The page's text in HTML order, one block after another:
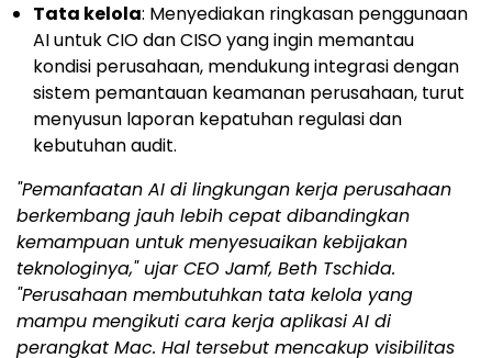
Tata kelola: Menyediakan ringkasan penggunaan
AI untuk CIO dan CISO yang ingin memantau
kondisi perusahaan, mendukung integrasi dengan
sistem pemantauan keamanan perusahaan, turut
menyusun laporan kepatuhan regulasi dan
kebutuhan audit.
"Pemanfaatan AI di lingkungan kerja perusahaan
berkembang jauh lebih cepat dibandingkan
kemampuan untuk menyesuaikan kebijakan
teknologinya," ujar CEO Jamf, Beth Tschida.
"Perusahaan membutuhkan tata kelola yang
mampu mengikuti cara kerja aplikasi AI di
perangkat Mac. Hal tersebut mencakup visibilitas